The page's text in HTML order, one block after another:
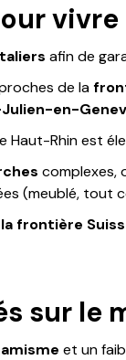
vivre
afin de
de la
en-
Haut-Rhin est
complexes,
(meublé, tout
frontière
sur le
et un